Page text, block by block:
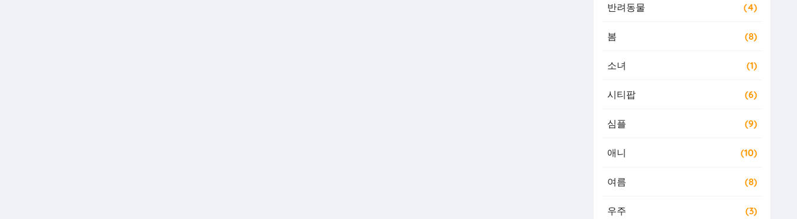
반려동물 (4)
봄 (8)
소녀 (1)
시티팝 (6)
심플 (9)
애니 (10)
여름 (8)
우주 (3)